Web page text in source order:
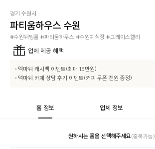
경기 수원시
파티움하우스 수원
#수원웨딩홀 #파티움하우스 #수원예식장 #그레이스켈리
업체 제공 혜택
• 멕마웨 캐시백 이벤트(최대 15만원)
• 맥마웨 카페 상담 후기 이벤트(커피 쿠폰 전원 증정)
홀 정보 업체 정보
원하시는 홀을 선택해주세요(중복가능)